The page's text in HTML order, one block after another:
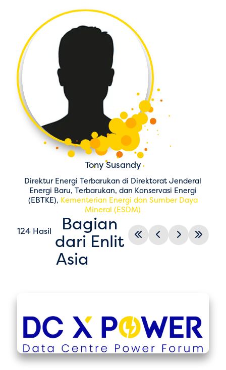
Tony Susandy
Direktur Energi Terbarukan di Direktorat Jenderal
Energi Baru, Terbarukan, dan Konservasi Energi
(EBTKE), Kementerian Energi dan Sumber Daya
Mineral (ESDM)
124 Hasil
Bagian
dari Enlit
Asia